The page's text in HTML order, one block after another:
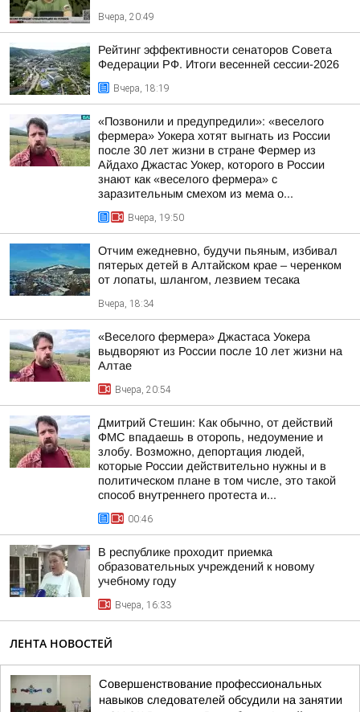
Вчера, 20:49
Рейтинг эффективности сенаторов Совета
Федерации РФ. Итоги весенней сессии-2026
Вчера, 18:19
«Позвонили и предупредили»: «веселого
фермера» Уокера хотят выгнать из России
после 30 лет жизни в стране Фермер из
Айдахо Джастас Уокер, которого в России
знают как «веселого фермера» с
заразительным смехом из мема о...
Вчера, 19:50
Отчим ежедневно, будучи пьяным, избивал
пятерых детей в Алтайском крае – черенком
от лопаты, шлангом, лезвием тесака
Вчера, 18:34
«Веселого фермера» Джастаса Уокера
выдворяют из России после 10 лет жизни на
Алтае
Вчера, 20:54
Дмитрий Стешин: Как обычно, от действий
ФМС впадаешь в оторопь, недоумение и
злобу. Возможно, депортация людей,
которые России действительно нужны и в
политическом плане в том числе, это такой
способ внутреннего протеста и...
00:46
В республике проходит приемка
образовательных учреждений к новому
учебному году
Вчера, 16:33
ЛЕНТА НОВОСТЕЙ
Совершенствование профессиональных
навыков следователей обсудили на занятии